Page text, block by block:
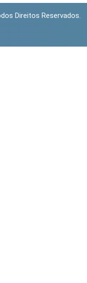
Direitos Reservados.